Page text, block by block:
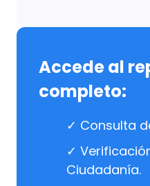
Accede al
completo:
✓ Consulta
✓
Ciudadanía.